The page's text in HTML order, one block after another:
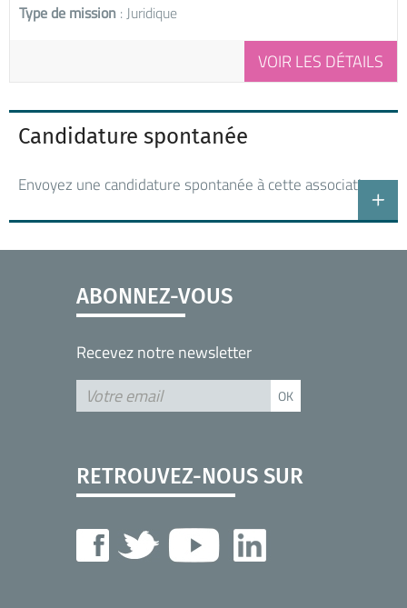
Type de mission : Juridique
VOIR LES DÉTAILS
Candidature spontanée
Envoyez une candidature spontanée à cette association
ABONNEZ-VOUS
Recevez notre newsletter
RETROUVEZ-NOUS SUR